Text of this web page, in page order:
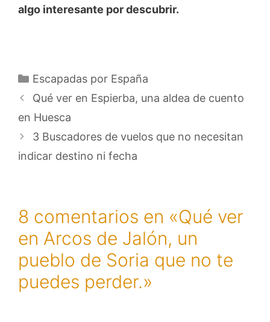
algo interesante por descubrir.
Categorías
Escapadas por España
Qué ver en Espierba, una aldea de cuento
en Huesca
3 Buscadores de vuelos que no necesitan
indicar destino ni fecha
8 comentarios en «Qué ver
en Arcos de Jalón, un
pueblo de Soria que no te
puedes perder.»